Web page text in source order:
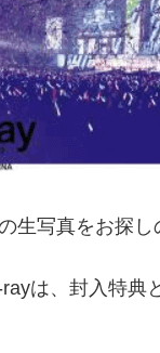
生写真をお探し
は、封入特典